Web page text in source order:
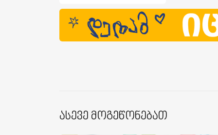
Ასევე Მოგეწონებათ